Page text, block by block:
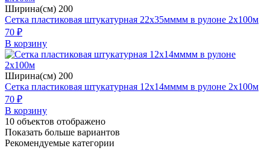
Ширина(см) 200
Сетка пластиковая штукатурная 22х35мммм в рулоне 2х100м
70 ₽
В корзину
Ширина(см) 200
Сетка пластиковая штукатурная 12х14мммм в рулоне 2х100м
70 ₽
В корзину
10 объектов отображено
Показать больше вариантов
Рекомендуемые категории